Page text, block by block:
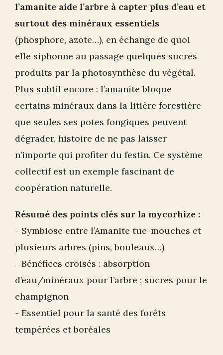
l’amanite aide l’arbre à capter plus d’eau et
surtout des minéraux essentiels
(phosphore, azote…), en échange de quoi
elle siphonne au passage quelques sucres
produits par la photosynthèse du végétal.
Plus subtil encore : l’amanite bloque
certains minéraux dans la litière forestière
que seules ses potes fongiques peuvent
dégrader, histoire de ne pas laisser
n’importe qui profiter du festin. Ce système
collectif est un exemple fascinant de
coopération naturelle.
Résumé des points clés sur la mycorhize :
- Symbiose entre l’Amanite tue-mouches et
plusieurs arbres (pins, bouleaux…)
- Bénéfices croisés : absorption
d’eau/minéraux pour l’arbre ; sucres pour le
champignon
- Essentiel pour la santé des forêts
tempérées et boréales